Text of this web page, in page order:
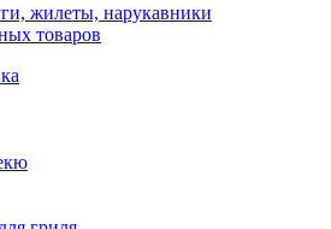
жилеты, нарукавники
товаров